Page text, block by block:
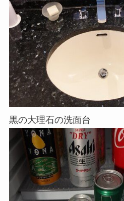
黒の大理石の洗面台